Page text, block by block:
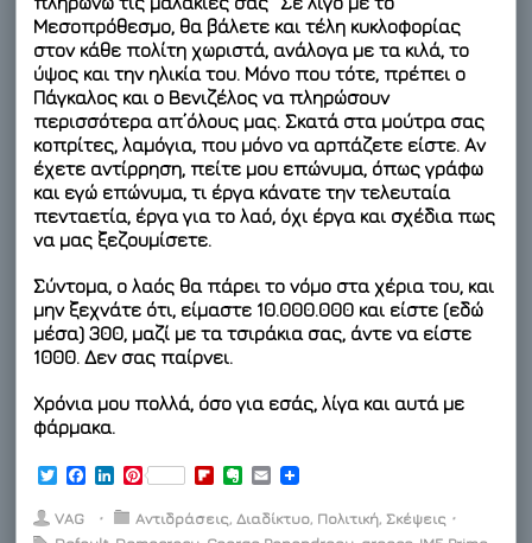
Μεσοπρόθεσμο, θα βάλετε και τέλη κυκλοφορίας
στον κάθε πολίτη χωριστά, ανάλογα με τα κιλά, το
ύψος και την ηλικία του. Μόνο που τότε, πρέπει ο
Πάγκαλος και ο Βενιζέλος να πληρώσουν
περισσότερα απ’όλους μας. Σκατά στα μούτρα σας
κοπρίτες, λαμόγια, που μόνο να αρπάζετε είστε. Αν
έχετε αντίρρηση, πείτε μου επώνυμα, όπως γράφω
και εγώ επώνυμα, τι έργα κάνατε την τελευταία
πενταετία, έργα για το λαό, όχι έργα και σχέδια πως
να μας ξεζουμίσετε.
Σύντομα, ο λαός θα πάρει το νόμο στα χέρια του, και
μην ξεχνάτε ότι, είμαστε 10.000.000 και είστε (εδώ
μέσα) 300, μαζί με τα τσιράκια σας, άντε να είστε
1000. Δεν σας παίρνει.
Χρόνια μου πολλά, όσο για εσάς, λίγα και αυτά με
φάρμακα.
T
i
F
L
n
P
n
F
i
e
E
a
VAG ⋅ Αντιδράσεις,Διαδίκτυο, Πολιτική,Σκέψεις ⋅